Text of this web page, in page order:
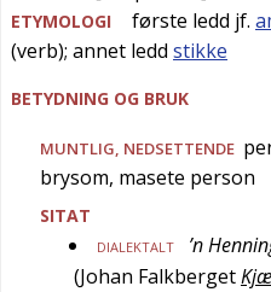
ETYMOLOGI første ledd jf.
(verb); annet ledd stikke
BETYDNING OG BRUK
MUNTLIG, NEDSETTENDE
brysom, masete person
SITAT
DIALEKTALT
’n
(Johan Falkberget